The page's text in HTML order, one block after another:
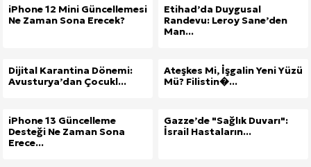
iPhone 12 Mini Güncellemesi
Ne Zaman Sona Erecek?
Etihad’da Duygusal
Randevu: Leroy Sane’den
Man...
Dijital Karantina Dönemi:
Avusturya’dan Çocukl...
Ateşkes Mi, İşgalin Yeni Yüzü
Mü? Filistin�...
iPhone 13 Güncelleme
Desteği Ne Zaman Sona
Erece...
Gazze’de "Sağlık Duvarı":
İsrail Hastaların...